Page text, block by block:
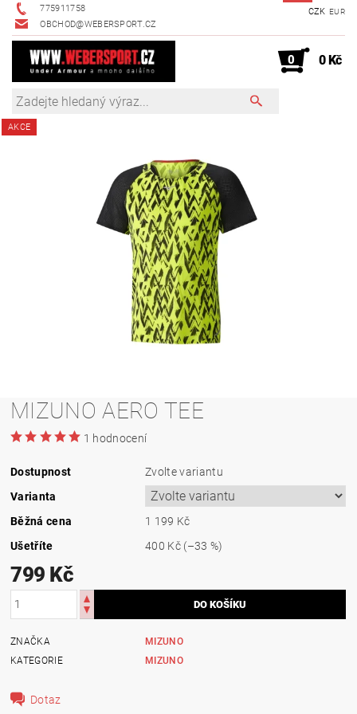
775911758
OBCHOD@WEBERSPORT.CZ
CZK EUR
0 0 Kč
AKCE
MIZUNO AERO TEE
1 hodnocení
Dostupnost
Zvolte variantu
Varianta
Běžná cena
1 199 Kč
Ušetříte
400 Kč (–33 %)
799 Kč
ZNAČKA
MIZUNO
KATEGORIE
MIZUNO
Dotaz